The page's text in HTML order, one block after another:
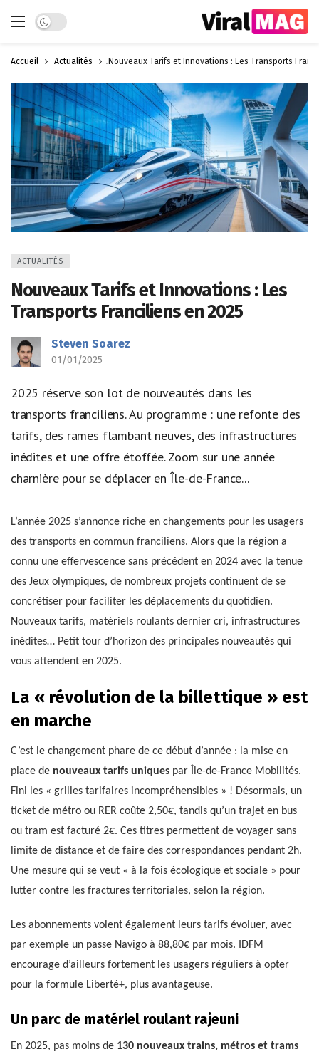
Dark mode
Accueil Actualités Nouveaux Tarifs et Innovations : Les Transports
ACTUALITÉS
Nouveaux Tarifs et Innovations : Les
Transports Franciliens en 2025
Steven Soarez
01/01/2025
2025 réserve son lot de nouveautés dans les
transports franciliens. Au programme : une refonte des
tarifs, des rames flambant neuves, des infrastructures
inédites et une offre étoffée. Zoom sur une année
charnière pour se déplacer en Île-de-France...
L’année 2025 s’annonce riche en changements pour les usagers
des transports en commun franciliens. Alors que la région a
connu une effervescence sans précédent en 2024 avec la tenue
des Jeux olympiques, de nombreux projets continuent de se
concrétiser pour faciliter les déplacements du quotidien.
Nouveaux tarifs, matériels roulants dernier cri, infrastructures
inédites… Petit tour d’horizon des principales nouveautés qui
vous attendent en 2025.
La « révolution de la billettique » est
en marche
C’est le changement phare de ce début d’année : la mise en
place de nouveaux tarifs uniques par Île-de-France Mobilités.
Fini les « grilles tarifaires incompréhensibles » ! Désormais, un
ticket de métro ou RER coûte 2,50€, tandis qu’un trajet en bus
ou tram est facturé 2€. Ces titres permettent de voyager sans
limite de distance et de faire des correspondances pendant 2h.
Une mesure qui se veut « à la fois écologique et sociale » pour
lutter contre les fractures territoriales, selon la région.
Les abonnements voient également leurs tarifs évoluer, avec
par exemple un passe Navigo à 88,80€ par mois. IDFM
encourage d’ailleurs fortement les usagers réguliers à opter
pour la formule Liberté+, plus avantageuse.
Un parc de matériel roulant rajeuni
En 2025, pas moins de 130 nouveaux trains, métros et trams